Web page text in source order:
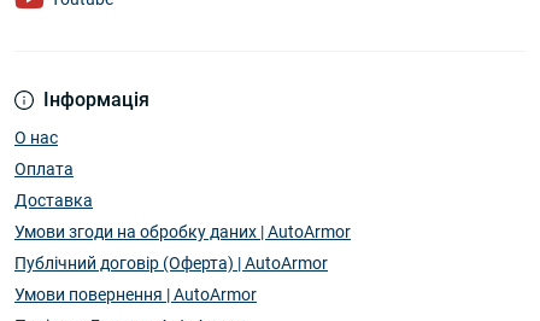
Інформація
О нас
Оплата
Доставка
Умови згоди на обробку даних | AutoArmor
Публічний договір (Оферта) | AutoArmor
Умови повернення | AutoArmor